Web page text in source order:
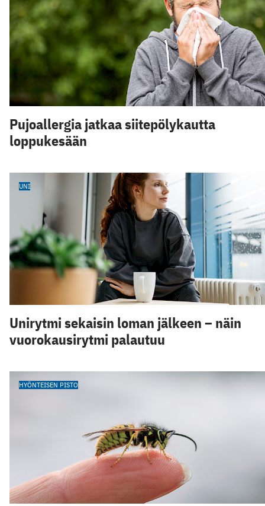
Pujoallergia jatkaa siitepölykautta
loppukesään
UNI
Unirytmi sekaisin loman jälkeen – näin
vuorokausirytmi palautuu
HYÖNTEISEN PISTO